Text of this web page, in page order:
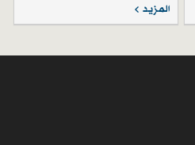
المزيد